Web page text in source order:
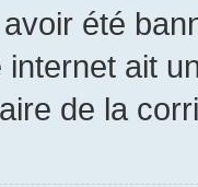
été
ait
de la